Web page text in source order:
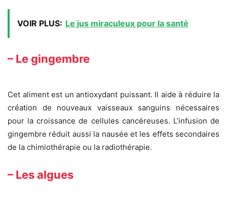
VOIR PLUS: Le jus miraculeux pour la santé
– Le gingembre
Cet aliment est un antioxydant puissant. Il aide à réduire la
création de nouveaux vaisseaux sanguins nécessaires
pour la croissance de cellules cancéreuses. L’infusion de
gingembre réduit aussi la nausée et les effets secondaires
de la chimiothérapie ou la radiothérapie.
– Les algues